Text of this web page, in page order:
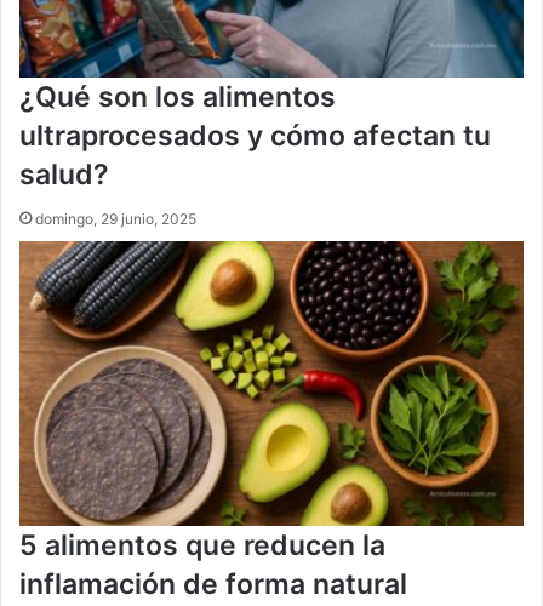
¿Qué son los alimentos
ultraprocesados y cómo afectan tu
salud?
domingo, 29 junio, 2025
5 alimentos que reducen la
inflamación de forma natural